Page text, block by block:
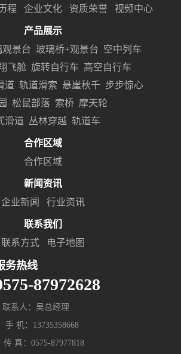
程 企业文化 资质荣誉 视频中心
产品展示
观景台 玻璃桥+观景台 空中列车
飞舱 旋转自行车 高空自行车
道 轨道滑索 悬崖秋千 步步惊心
松鼠部落 索桥 摩天轮
滑道 丛林穿越 轨道车
合作区域
合作区域
新闻资讯
企业新闻
行业资讯
联系我们
联系方式
电子地图
务热线
87972628
联系人：吴总经理
手 机：13735358668
传 真：0575-87977818